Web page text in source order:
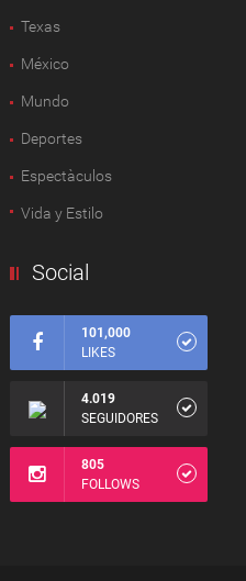
Texas
México
Mundo
Deportes
Espectàculos
Vida y Estilo
Social
101,000
LIKES
4.019
SEGUIDORES
805
FOLLOWS